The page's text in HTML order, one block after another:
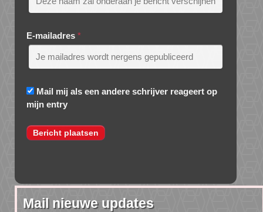
E-mailadres *
Mail mij als een andere schrijver reageert op
mijn entry
Mail nieuwe updates